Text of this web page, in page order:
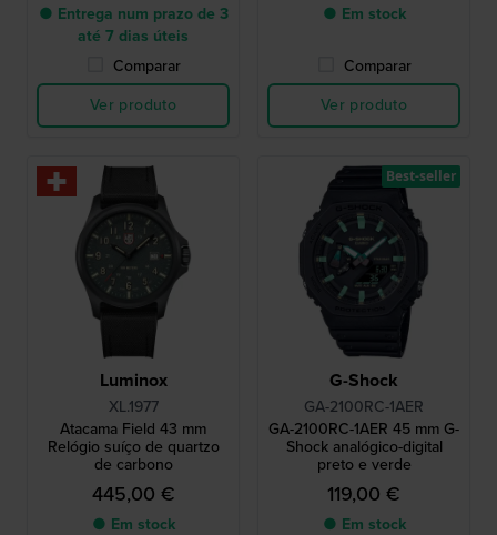
● Entrega num prazo de 3
até 7 dias úteis
Comparar
Ver produto
● Em stock
Comparar
Ver produto
Luminox
XL.1977
Atacama Field 43 mm
Relógio suíço de quartzo
de carbono
445,00 €
● Em stock
G-Shock
GA-2100RC-1AER
GA-2100RC-1AER 45 mm G-
Shock analógico-digital
preto e verde
119,00 €
● Em stock
Best-seller